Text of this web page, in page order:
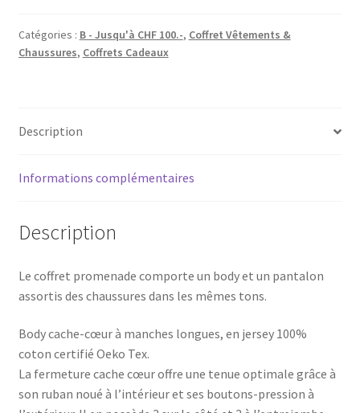
-
Bleu
Catégories : B - Jusqu'à CHF 100.-, Coffret Vêtements &
Chaussures, Coffrets Cadeaux
Description
Informations complémentaires
Description
Le coffret promenade comporte un body et un pantalon
assortis des chaussures dans les mêmes tons.
Body cache-cœur à manches longues, en jersey 100%
coton certifié Oeko Tex.
La fermeture cache cœur offre une tenue optimale grâce à
son ruban noué à l’intérieur et ses boutons-pression à